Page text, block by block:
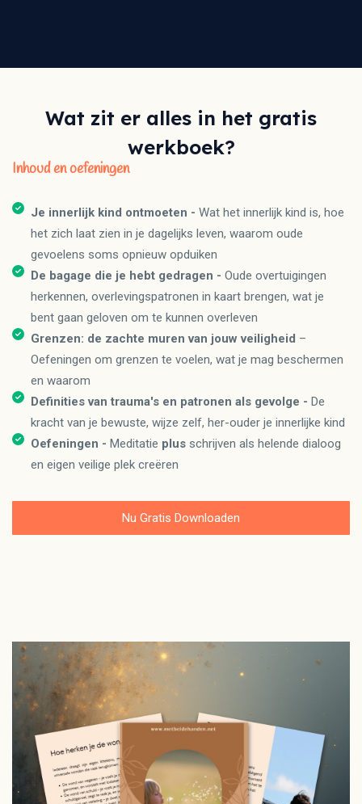
Wat zit er alles in het gratis
werkboek?
Inhoud en oefeningen
Je innerlijk kind ontmoeten - Wat het innerlijk kind is, hoe
het zich laat zien in je dagelijks leven, waarom oude
gevoelens soms opnieuw opduiken
De bagage die je hebt gedragen - Oude overtuigingen
herkennen, overlevingspatronen in kaart brengen, wat je
bent gaan geloven om te kunnen overleven
Grenzen: de zachte muren van jouw veiligheid –
Oefeningen om grenzen te voelen, wat je mag beschermen
en waarom
Definities van trauma's en patronen als gevolge - De
kracht van je bewuste, wijze zelf, her-ouder je innerlijke kind
Oefeningen - Meditatie plus schrijven als helende dialoog
en eigen veilige plek creëren
Nu Gratis Downloaden